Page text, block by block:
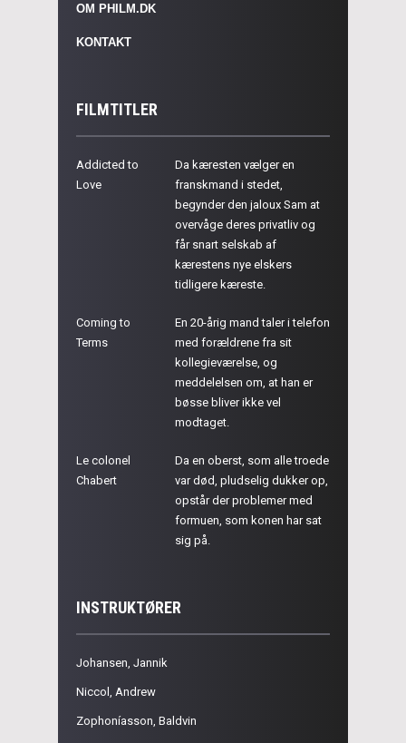
OM PHILM.DK
KONTAKT
FILMTITLER
Addicted to
Love
Da kæresten vælger en
franskmand i stedet,
begynder den jaloux Sam at
overvåge deres privatliv og
får snart selskab af
kærestens nye elskers
tidligere kæreste.
Coming to
Terms
En 20-årig mand taler i telefon
med forældrene fra sit
kollegieværelse, og
meddelelsen om, at han er
bøsse bliver ikke vel
modtaget.
Le colonel
Chabert
Da en oberst, som alle troede
var død, pludselig dukker op,
opstår der problemer med
formuen, som konen har sat
sig på.
INSTRUKTØRER
Johansen, Jannik
Niccol, Andrew
Zophoníasson, Baldvin